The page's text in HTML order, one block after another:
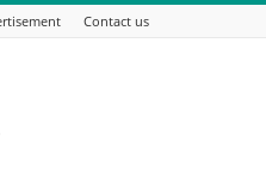
Contact us